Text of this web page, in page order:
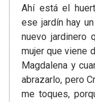
Ahí está el
ese jardín hay
nuevo jardinero
mujer que viene
Magdalena y
abrazarlo, pero
me toques,